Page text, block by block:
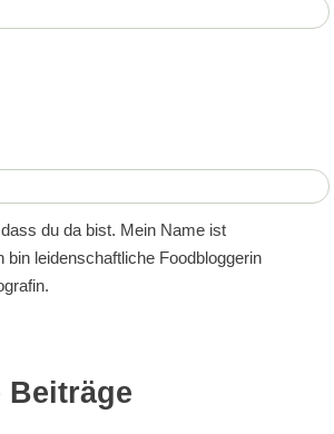
du da bist. Mein Name ist
bin leidenschaftliche Foodbloggerin
Beiträge